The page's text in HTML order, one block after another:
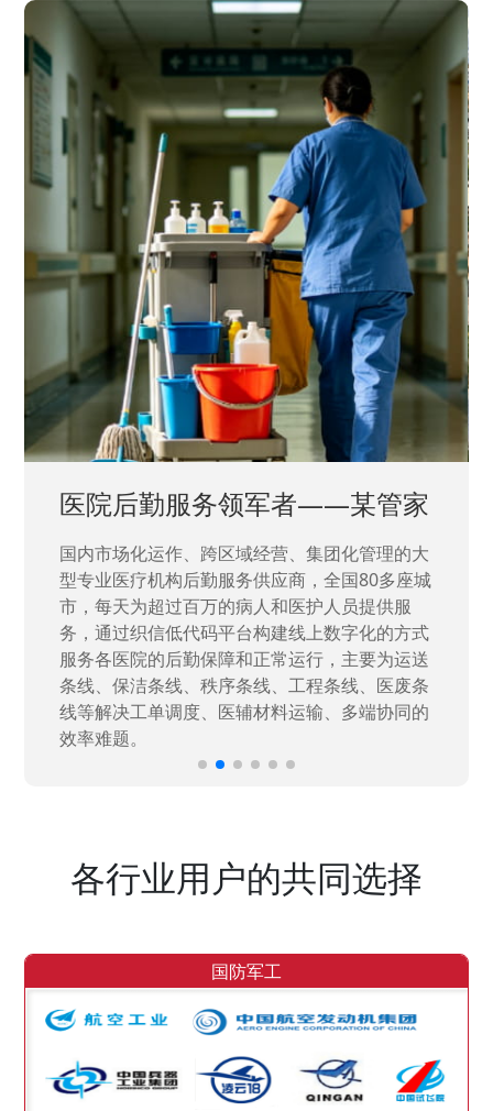
中国兵器工业集团——银光化学
国家“一五”期间156个重点项目之一。属于国家
高新技术企业，在信息化升级建设中，存在大
量“小、散、碎”的信息化需求，需要投入大量人
力资源进行开发，通过引入织信低代码平台，解
决当下遇到的各类业务难题，提升整体的IT研发
效率。
各行业用户的共同选择
国防军工